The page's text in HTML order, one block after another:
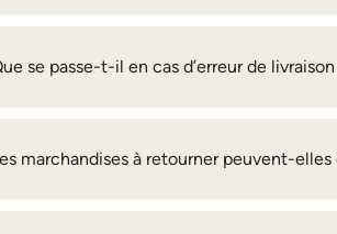
se passe-t-il en cas d’erreur de
marchandises à retourner peuvent-